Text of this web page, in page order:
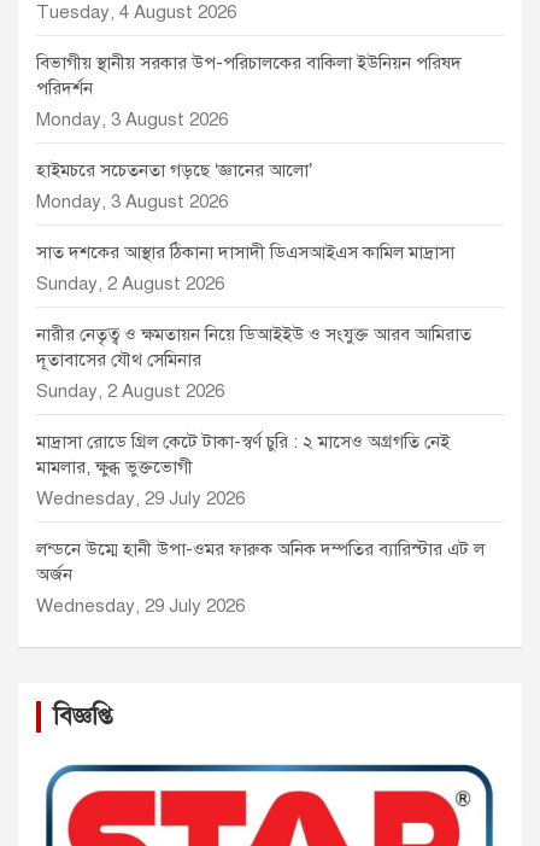
Tuesday, 4 August 2026
বিভাগীয় স্থানীয় সরকার উপ-পরিচালকের বাকিলা ইউনিয়ন পরিষদ
পরিদর্শন
Monday, 3 August 2026
হাইমচরে সচেতনতা গড়ছে ‘জ্ঞানের আলো’
Monday, 3 August 2026
সাত দশকের আস্থার ঠিকানা দাসাদী ডিএসআইএস কামিল মাদ্রাসা
Sunday, 2 August 2026
নারীর নেতৃত্ব ও ক্ষমতায়ন নিয়ে ডিআইইউ ও সংযুক্ত আরব আমিরাত
দূতাবাসের যৌথ সেমিনার
Sunday, 2 August 2026
মাদ্রাসা রোডে গ্রিল কেটে টাকা-স্বর্ণ চুরি : ২ মাসেও অগ্রগতি নেই
মামলার, ক্ষুব্ধ ভুক্তভোগী
Wednesday, 29 July 2026
লন্ডনে উম্মে হানী উপা-ওমর ফারুক অনিক দম্পতির ব্যারিস্টার এট ল
অর্জন
Wednesday, 29 July 2026
বিজ্ঞপ্তি